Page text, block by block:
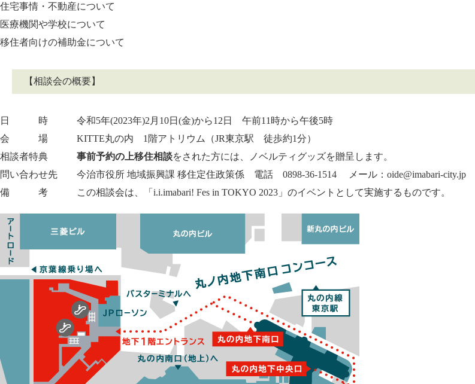
住宅事情・不動産について
医療機関や学校について
移住者向けの補助金について
【相談会の概要】
日 時 令和5年(2023年)2月10日(金)から12日 午前11時から午後5時
会 場 KITTE丸の内 1階アトリウム（JR東京駅 徒歩約1分）
相談者特典 事前予約の上移住相談をされた方には、ノベルティグッズを贈呈します。
問い合わせ先 今治市役所 地域振興課 移住定住政策係 電話 0898-36-1514 メール： oide@imabari-city.jp
備 考 この相談会は、「 i.i.imabari! Fes in TOKYO 2023 」のイベントとして実施するものです。